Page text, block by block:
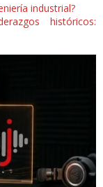
industrial?
históricos: